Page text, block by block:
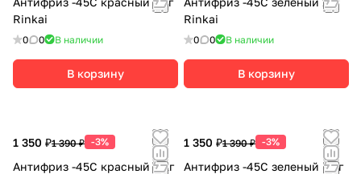
Rinkai
0 0 В наличии
В корзину
Rinkai
0 0 В наличии
В корзину
1 350 ₽1 390 ₽ -3%
Антифриз -45C красный 5 кг
1 350 ₽1 390 ₽ -3%
Антифриз -45C зеленый 5 кг